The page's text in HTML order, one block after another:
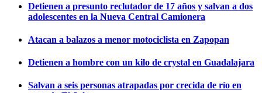
Detienen a presunto reclutador de 17 años y salvan a dos
adolescentes en la Nueva Central Camionera
Atacan a balazos a menor motociclista en Zapopan
Detienen a hombre con un kilo de crystal en Guadalajara
Salvan a seis personas atrapadas por crecida de río en